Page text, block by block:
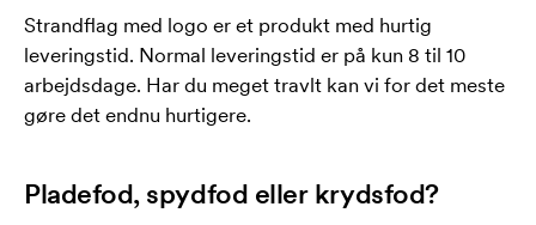
Strandflag med logo er et produkt med hurtig
leveringstid. Normal leveringstid er på kun 8 til 10
arbejdsdage. Har du meget travlt kan vi for det meste
gøre det endnu hurtigere.
Pladefod, spydfod eller krydsfod?